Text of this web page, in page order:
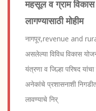
महसूल व ग्राम विकास
लागण्यासाठी मोहीम
नागपूर,revenue and
असलेल्या विविध विकास
यंत्रणा व जिल्हा परिषद
अनेकांचे प्रशासनाशी
लावण्याचे निर्